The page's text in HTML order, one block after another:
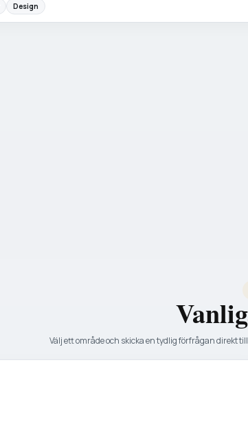
Design
Välj ett område och skicka en tydlig förfrågan direkt